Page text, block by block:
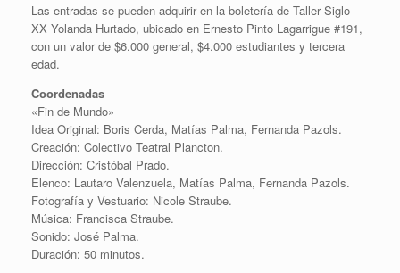
Las entradas se pueden adquirir en la boletería de Taller Siglo
XX Yolanda Hurtado, ubicado en Ernesto Pinto Lagarrigue #191,
con un valor de $6.000 general, $4.000 estudiantes y tercera
edad.
Coordenadas
«Fin de Mundo»
Idea Original: Boris Cerda, Matías Palma, Fernanda Pazols.
Creación: Colectivo Teatral Plancton.
Dirección: Cristóbal Prado.
Elenco: Lautaro Valenzuela, Matías Palma, Fernanda Pazols.
Fotografía y Vestuario: Nicole Straube.
Música: Francisca Straube.
Sonido: José Palma.
Duración: 50 minutos.